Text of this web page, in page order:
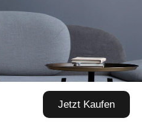
Jetzt Kaufen